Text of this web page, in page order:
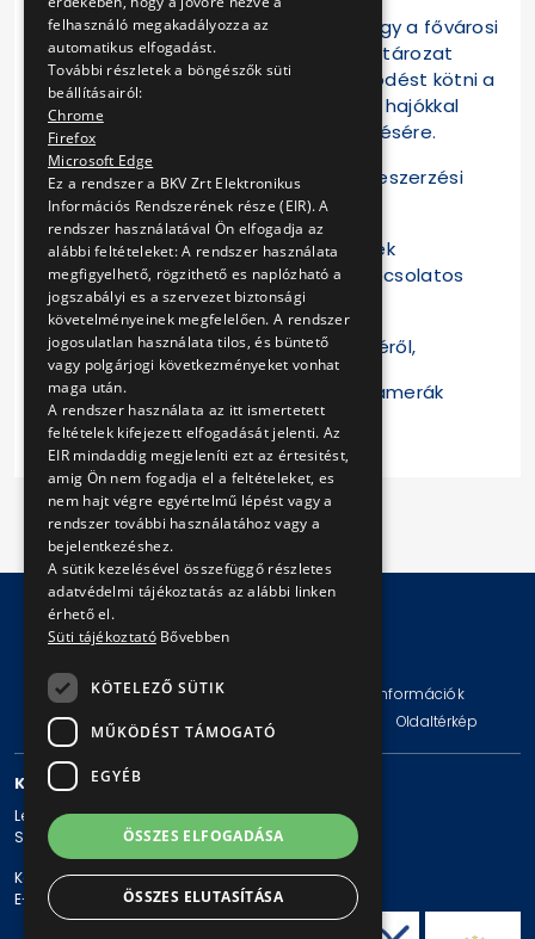
Az Igazgatóság megállapította, hogy a fővárosi
forráselvonásról szóló közgyűlési határozat
értelmében nem lehetséges szerződést kötni a
hivatásforgalmú menetrendszerinti hajókkal
történő közszolgáltatás üzemeltetésére.
Az Igazgatóság döntött több közbeszerzési
eljárás indításáról:
a tüzelő és hőtermelő berendezések
karbantartásával és javításával kapcsolatos
eljárásról megindításával,
a motorikus dízelgázolaj beszerzéséről,
a CAF vezérlőkártyák, modulok és kamerák
beszerzéséről.
Impresszum Jogi nyilatkozat
Technikai információk
Adatvédelmi politika és tájékoztatások
Oldaltérkép
KAPCSOLAT
Levelezési cím: 1980 Budapest, Pf. 11.
Székhely: 1980 Budapest, Akácfa u. 15.
Központi telefonszám: + 36 1 461-65-00
E-mail cím: bkv@bkv.hu
felhasználó megakadályozza az
automatikus elfogadást.
További részletek a böngészők süti
beállításairól:
Chrome
Firefox
Microsoft Edge
Ez a rendszer a BKV Zrt Elektronikus
Információs Rendszerének része (EIR). A
rendszer használatával Ön elfogadja az
alábbi feltételeket: A rendszer használata
megfigyelhető, rögzithető es naplózható a
jogszabályi es a szervezet biztonsági
követelményeinek megfelelően. A rendszer
jogosulatlan használata tilos, és büntető
vagy polgárjogi következményeket vonhat
maga után.
A rendszer használata az itt ismertetett
feltételek kifejezett elfogadását jelenti. Az
EIR mindaddig megjeleníti ezt az értesitést,
amig Ön nem fogadja el a feltételeket, es
nem hajt végre egyértelmű lépést vagy a
rendszer további használatához vagy a
bejelentkezéshez.
A sütik kezelésével összefüggő részletes
adatvédelmi tájékoztatás az alábbi linken
érhető el.
Süti tájékoztató Bővebben
KÖTELEZŐ SÜTIK
MŰKÖDÉST TÁMOGATÓ
EGYÉB
ÖSSZES ELFOGADÁSA
ÖSSZES ELUTASÍTÁSA